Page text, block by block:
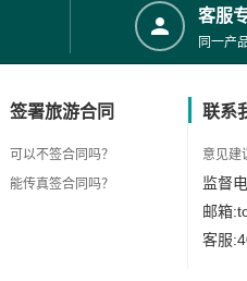
客服
同一产
签署旅游合同
可以不签合同吗？
能传真签合同吗？
联系
意见建
监督
邮箱
客服